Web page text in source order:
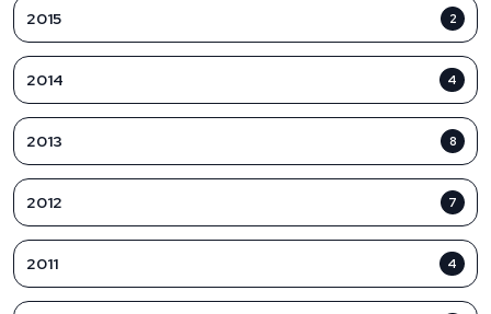
2015 2
2014 4
2013 8
2012 7
2011 4